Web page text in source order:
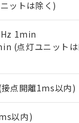
ットは除く)
1min
(点灯ユニット
点開離1ms以内)
以内)
テル類４物質の
を記載しており
を完了している